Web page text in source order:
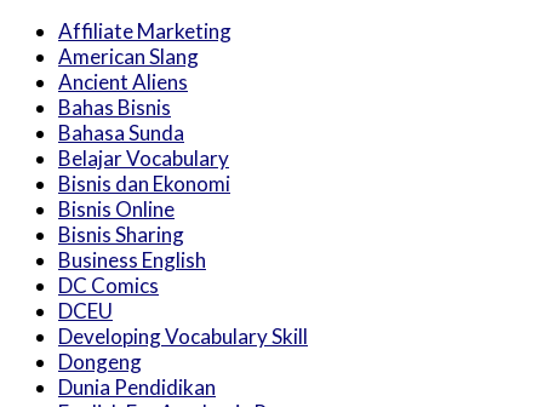
Affiliate Marketing
American Slang
Ancient Aliens
Bahas Bisnis
Bahasa Sunda
Belajar Vocabulary
Bisnis dan Ekonomi
Bisnis Online
Bisnis Sharing
Business English
DC Comics
DCEU
Developing Vocabulary Skill
Dongeng
Dunia Pendidikan